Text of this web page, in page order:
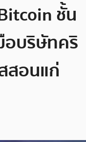
ชั้น
อบริษัทคริ
สอนแก่